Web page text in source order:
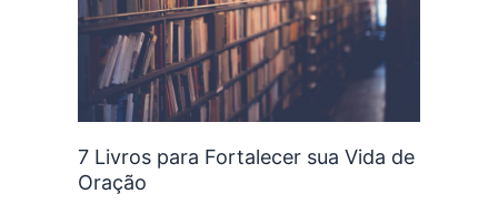
7 Livros para Fortalecer sua Vida de
Oração